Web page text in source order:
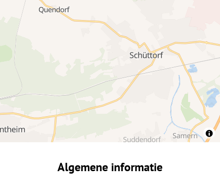
Algemene informatie